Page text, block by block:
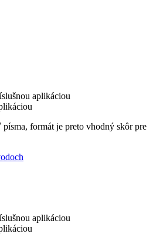
aplikáciou
formát je preto vhodný skôr pre
aplikáciou